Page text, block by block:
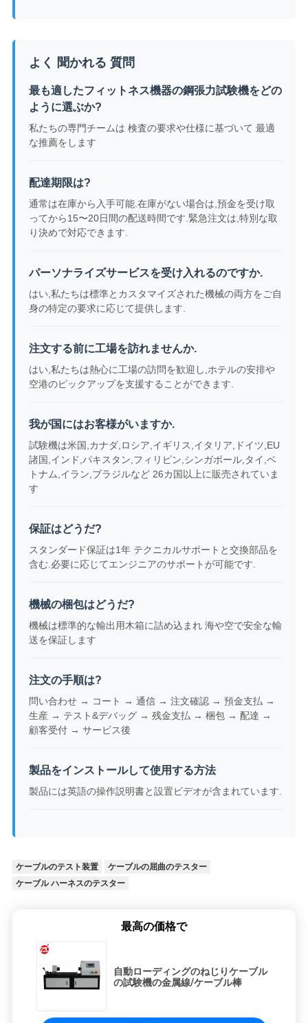
よく 聞かれる 質問
最も適したフィットネス機器の鋼張力試験機をどの
ように選ぶか?
私たちの専門チームは 検査の要求や仕様に基づいて 最適
な推薦をします
配達期限は?
通常は在庫から入手可能.在庫がない場合は,預金を受け取
ってから15〜20日間の配送時間です.緊急注文は,特別な取
り決めで対応できます.
パーソナライズサービスを受け入れるのですか.
はい,私たちは標準とカスタマイズされた機械の両方をご自
身の特定の要求に応じて提供します.
注文する前に工場を訪れませんか.
はい,私たちは熱心に工場の訪問を歓迎し,ホテルの安排や
空港のピックアップを支援することができます.
我が国にはお客様がいますか.
試験機は米国,カナダ,ロシア,イギリス,イタリア,ドイツ,EU
諸国,インド,パキスタン,フィリピン,シンガポール,タイ,ベ
トナム,イラン,ブラジルなど 26カ国以上に販売されていま
す
保証はどうだ?
スタンダード保証は1年 テクニカルサポートと交換部品を
含む.必要に応じてエンジニアのサポートが可能です.
機械の梱包はどうだ?
機械は標準的な輸出用木箱に詰め込まれ 海や空で安全な輸
送を保証します
注文の手順は?
問い合わせ → コート → 通信 → 注文確認 → 預金支払 →
生産 → テスト&デバッグ → 残金支払 → 梱包 → 配達 →
顧客受付 → サービス後
製品をインストールして使用する方法
製品には英語の操作説明書と設置ビデオが含まれています.
ケーブルのテスト装置
ケーブルの屈曲のテスター
ケーブル ハーネスのテスター
最高の価格で
自動ローディングのねじりケーブル
の試験機の金属線/ケーブル棒